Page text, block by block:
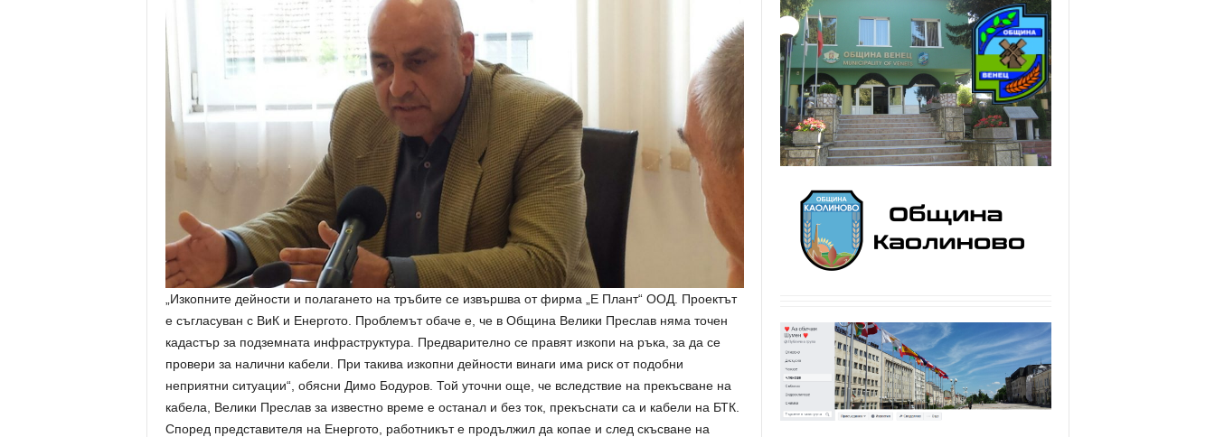
„Изкопните дейности и полагането на тръбите се извършва от фирма „Е Плант“ ООД. Проектът
е съгласуван с ВиК и Енергото. Проблемът обаче е, че в Община Велики Преслав няма точен
кадастър за подземната инфраструктура. Предварително се правят изкопи на ръка, за да се
провери за налични кабели. При такива изкопни дейности винаги има риск от подобни
неприятни ситуации“, обясни Димо Бодуров. Той уточни още, че вследствие на прекъсване на
кабела, Велики Преслав за известно време е останал и без ток, прекъснати са и кабели на БТК.
Според представителя на Енергото, работникът е продължил да копае и след скъсване на